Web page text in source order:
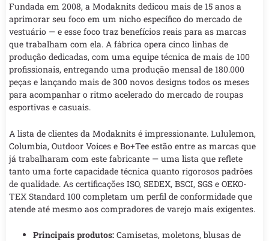
Fundada em 2008, a Modaknits dedicou mais de 15 anos a
aprimorar seu foco em um nicho específico do mercado de
vestuário — e esse foco traz benefícios reais para as marcas
que trabalham com ela. A fábrica opera cinco linhas de
produção dedicadas, com uma equipe técnica de mais de 100
profissionais, entregando uma produção mensal de 180.000
peças e lançando mais de 300 novos designs todos os meses
para acompanhar o ritmo acelerado do mercado de roupas
esportivas e casuais.
A lista de clientes da Modaknits é impressionante. Lululemon,
Columbia, Outdoor Voices e Bo+Tee estão entre as marcas que
já trabalharam com este fabricante — uma lista que reflete
tanto uma forte capacidade técnica quanto rigorosos padrões
de qualidade. As certificações ISO, SEDEX, BSCI, SGS e OEKO-
TEX Standard 100 completam um perfil de conformidade que
atende até mesmo aos compradores de varejo mais exigentes.
Principais produtos: Camisetas, moletons, blusas de